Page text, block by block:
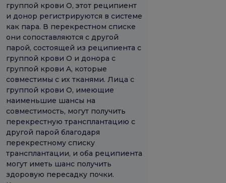
группой крови O, этот реципиент
и донор регистрируются в системе
как пара. В перекрестном списке
они сопоставляются с другой
парой, состоящей из реципиента с
группой крови O и донора с
группой крови A, которые
совместимы с их тканями. Лица с
группой крови O, имеющие
наименьшие шансы на
совместимость, могут получить
перекрестную трансплантацию с
другой парой благодаря
перекрестному списку
трансплантации, и оба реципиента
могут иметь шанс получить
здоровую пересадку почки.